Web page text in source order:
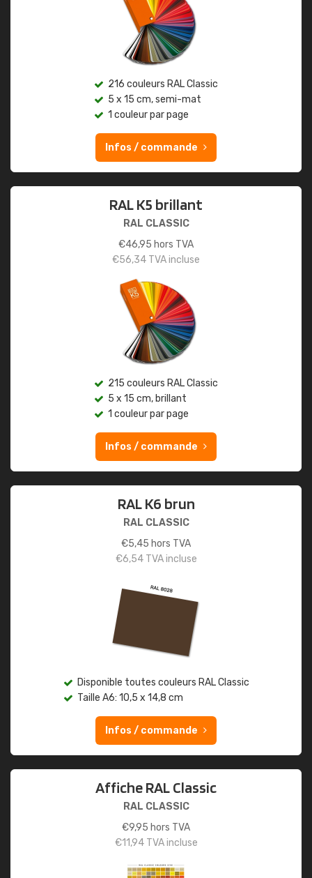
216 couleurs RAL Classic
5 x 15 cm, semi-mat
1 couleur par page
Infos / commande
RAL K5 brillant
RAL CLASSIC
€46,95 hors TVA
€56,34 TVA incluse
215 couleurs RAL Classic
5 x 15 cm, brillant
1 couleur par page
Infos / commande
RAL K6 brun
RAL CLASSIC
€5,45 hors TVA
€6,54TVA incluse
Disponible toutes couleurs RAL Classic
Taille A6: 10,5 x 14,8 cm
Infos / commande
Affiche RAL Classic
RAL CLASSIC
€9,95 hors TVA
€11,94TVA incluse